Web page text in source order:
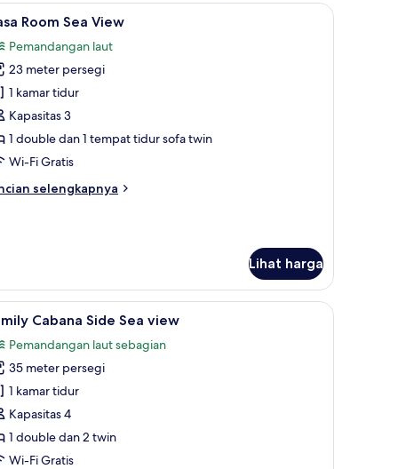
Comfort, brankas, dan meja kerjaSelimut bulu angsa, tempat tidur Select
5 Room Sea View
Pemandangan laut
23 meter persegi
1 kamar tidur
Kapasitas 3
1 double dan 1 tempat tidur sofa twin
Wi-Fi Gratis
selengkapnya
Lihat harga
Comfort, brankas, dan meja kerjaSelimut bulu angsa, tempat tidur Select
13 Cabana Side Sea view
Pemandangan laut sebagian
35 meter persegi
1 kamar tidur
Kapasitas 4
1 double dan 2 twin
Wi-Fi Gratis